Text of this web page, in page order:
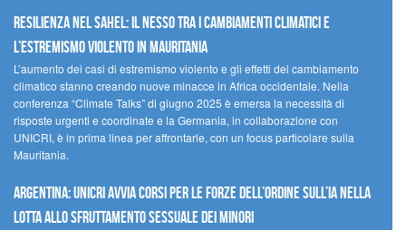
Resilienza nel Sahel: il nesso tra i cambiamenti climatici e
l’estremismo violento in Mauritania
L’aumento dei casi di estremismo violento e gli effetti del cambiamento
climatico stanno creando nuove minacce in Africa occidentale. Nella
conferenza “Climate Talks” di giugno 2025 è emersa la necessità di
risposte urgenti e coordinate e la Germania, in collaborazione con
UNICRI, è in prima linea per affrontarle, con un focus particolare sulla
Mauritania.
Argentina: UNICRI avvia corsi per le forze dell’ordine sull’IA nella
lotta allo sfruttamento sessuale dei minori